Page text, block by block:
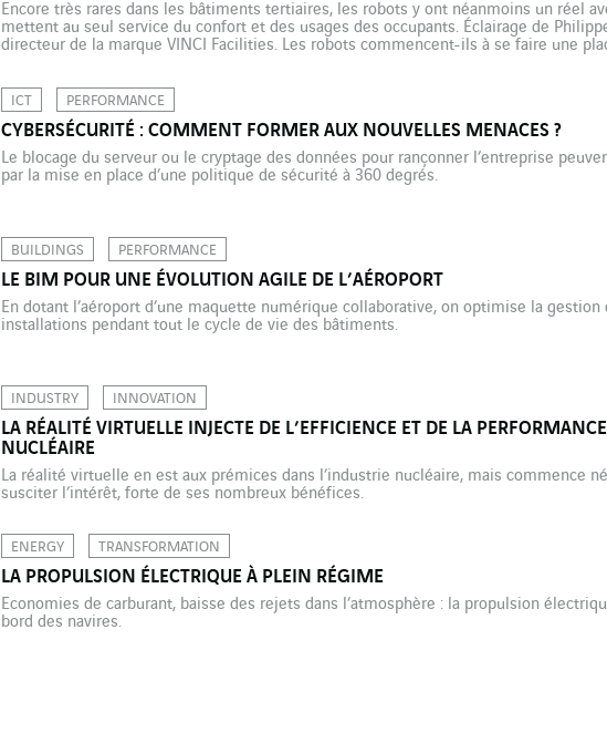
Encore très rares dans les bâtiments tertiaires, les robots y ont néanmoins un réel
mettent au seul service du confort et des usages des occupants. Éclairage de
directeur de la marque VINCI Facilities. Les robots commencent-ils à se faire une
ICT PERFORMANCE
CYBERSÉCURITÉ : COMMENT FORMER AUX NOUVELLES MENACES ?
Le blocage du serveur ou le cryptage des données pour rançonner l’entreprise
par la mise en place d’une politique de sécurité à 360 degrés.
BUILDINGS PERFORMANCE
LE BIM POUR UNE ÉVOLUTION AGILE DE L’AÉROPORT
En dotant l’aéroport d’une maquette numérique collaborative, on optimise la gestion
installations pendant tout le cycle de vie des bâtiments.
INDUSTRY INNOVATION
LA RÉALITÉ VIRTUELLE INJECTE DE L’EFFICIENCE ET DE LA
NUCLÉAIRE
La réalité virtuelle en est aux prémices dans l’industrie nucléaire, mais commence
susciter l’intérêt, forte de ses nombreux bénéfices.
ENERGY TRANSFORMATION
LA PROPULSION ÉLECTRIQUE À PLEIN RÉGIME
Economies de carburant, baisse des rejets dans l’atmosphère : la propulsion
bord des navires.